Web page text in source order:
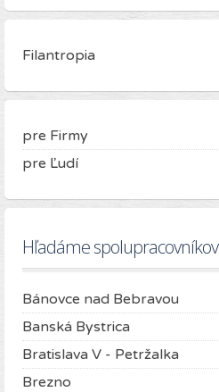
Filantropia
pre Firmy
pre Ľudí
Hľadáme spolupracovníkov
Bánovce nad Bebravou
Banská Bystrica
Bratislava V - Petržalka
Brezno